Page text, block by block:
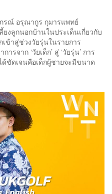
รณ์ อรุณากูร กุมารแพทย์
ยงลูกนอกบ้านในประเด็นเกี่ยวกับ
ข้าสู่ช่วงวัยรุ่นในรายการ
จาก ‘วัยเด็ก’ สู่ ‘วัยรุ่น’ การ
ชัดเจนคือเด็กผู้ชายจะมีขนาด